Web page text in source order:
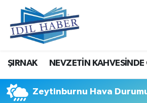
ŞIRNAK NEVZETİN
Zeytinburnu Hava
Nöbetçi Eczaneler
Hava Durumu
Trafik Durumu